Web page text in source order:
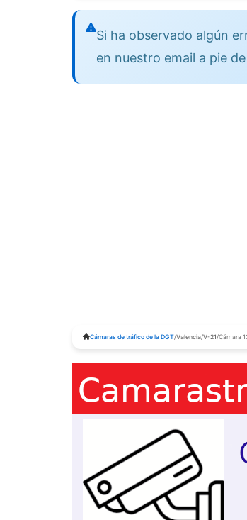
Si ha observado algún
en nuestro email a pie
Cámaras de tráfico de la DGT/Valencia/V-21 /Cámara